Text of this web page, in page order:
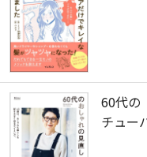
60代の
チュー